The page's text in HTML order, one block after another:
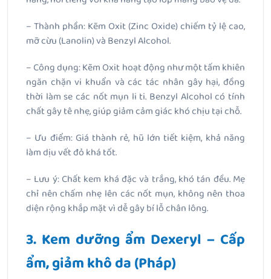
– Thành phần: Kẽm Oxit (Zinc Oxide) chiếm tỷ lệ cao,
mỡ cừu (Lanolin) và Benzyl Alcohol.
– Công dụng: Kẽm Oxit hoạt động như một tấm khiên
ngăn chặn vi khuẩn và các tác nhân gây hại, đồng
thời làm se các nốt mụn li ti. Benzyl Alcohol có tính
chất gây tê nhẹ, giúp giảm cảm giác khó chịu tại chỗ.
– Ưu điểm: Giá thành rẻ, hũ lớn tiết kiệm, khả năng
làm dịu vết đỏ khá tốt.
– Lưu ý: Chất kem khá đặc và trắng, khó tán đều. Mẹ
chỉ nên chấm nhẹ lên các nốt mụn, không nên thoa
diện rộng khắp mặt vì dễ gây bí lỗ chân lông.
3. Kem dưỡng ẩm Dexeryl – Cấp
ẩm, giảm khô da (Pháp)